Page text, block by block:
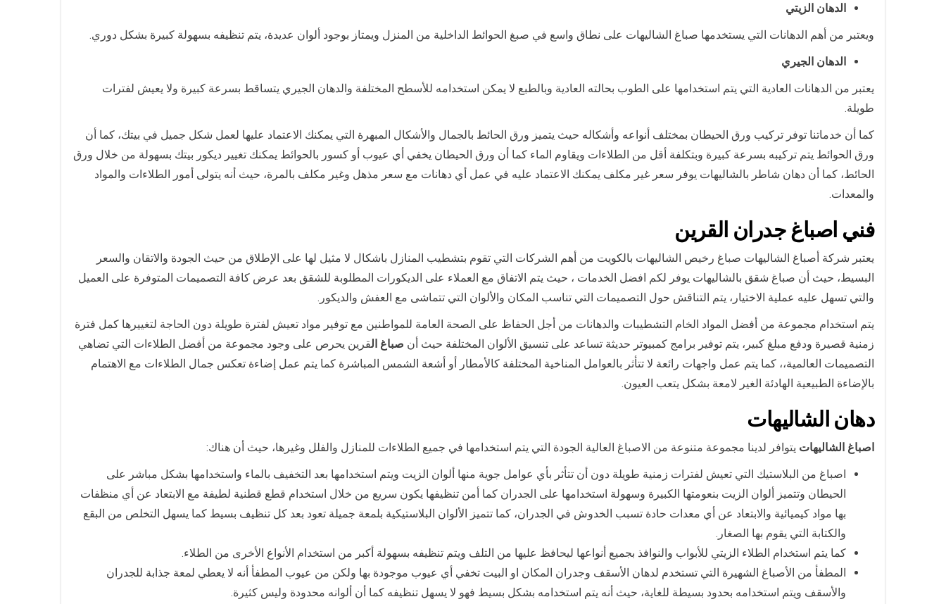
الدهان الزيتي
ويعتبر من أهم الدهانات التي يستخدمها صباغ الشاليهات على نطاق واسع في صبغ الحوائط الداخلية من المنزل ويمتاز بوجود ألوان عديدة، يتم تنظيفه بسهولة كبيرة بشكل دوري.
الدهان الجيري
يعتبر من الدهانات العادية التي يتم استخدامها على الطوب بحالته العادية وبالطبع لا يمكن استخدامه للأسطح المختلفة والدهان الجيري يتساقط بسرعة كبيرة ولا يعيش لفترات
طويلة.
كما أن خدماتنا توفر تركيب ورق الحيطان بمختلف أنواعه وأشكاله حيث يتميز ورق الحائط بالجمال والأشكال المبهرة التي يمكنك الاعتماد عليها لعمل شكل جميل في بيتك، كما أن
ورق الحوائط يتم تركيبه بسرعة كبيرة وبتكلفة أقل من الطلاءات ويقاوم الماء كما أن ورق الحيطان يخفي أي عيوب أو كسور بالحوائط يمكنك تغيير ديكور بيتك بسهولة من خلال ورق
الحائط، كما أن دهان شاطر بالشاليهات يوفر سعر غير مكلف يمكنك الاعتماد عليه في عمل أي دهانات مع سعر مذهل وغير مكلف بالمرة، حيث أنه يتولى أمور الطلاءات والمواد
والمعدات.
فني اصباغ جدران القرين
يعتبر شركة أصباغ الشاليهات صباغ رخيص الشاليهات بالكويت من أهم الشركات التي تقوم بتشطيب المنازل باشكال لا مثيل لها على الإطلاق من حيث الجودة والاتقان والسعر
البسيط، حيث أن صباغ شقق بالشاليهات يوفر لكم افضل الخدمات ، حيث يتم الاتفاق مع العملاء على الديكورات المطلوبة للشقق بعد عرض كافة التصميمات المتوفرة على العميل
والتي تسهل عليه عملية الاختيار، يتم التناقش حول التصميمات التي تناسب المكان والألوان التي تتماشى مع العفش والديكور.
يتم استخدام مجموعة من أفضل المواد الخام التشطيبات والدهانات من أجل الحفاظ على الصحة العامة للمواطنين مع توفير مواد تعيش لفترة طويلة دون الحاجة لتغييرها كمل فترة
زمنية قصيرة ودفع مبلغ كبير، يتم توفير برامج كمبيوتر حديثة تساعد على تنسيق الألوان المختلفة حيث أن صباغ القرين يحرص على وجود مجموعة من أفضل الطلاءات التي تضاهي
التصميمات العالمية،، كما يتم عمل واجهات رائعة لا تتأثر بالعوامل المناخية المختلفة كالأمطار أو أشعة الشمس المباشرة كما يتم عمل إضاءة تعكس جمال الطلاءات مع الاهتمام
بالإضاءة الطبيعية الهادئة الغير لامعة بشكل يتعب العيون.
دهان الشاليهات
اصباغ الشاليهات يتوافر لدينا مجموعة متنوعة من الاصباغ العالية الجودة التي يتم استخدامها في جميع الطلاءات للمنازل والفلل وغيرها، حيث أن هناك:
اصباغ من البلاستيك التي تعيش لفترات زمنية طويلة دون أن تتأثر بأي عوامل جوية منها ألوان الزيت ويتم استخدامها بعد التخفيف بالماء واستخدامها بشكل مباشر على
الحيطان وتتميز ألوان الزيت بنعومتها الكبيرة وسهولة استخدامها على الجدران كما أمن تنظيفها يكون سريع من خلال استخدام قطع قطنية لطيفة مع الابتعاد عن أي منظفات
بها مواد كيميائية والابتعاد عن أي معدات حادة تسبب الخدوش في الجدران، كما تتميز الألوان البلاستيكية بلمعة جميلة تعود بعد كل تنظيف بسيط كما يسهل التخلص من البقع
والكتابة التي يقوم بها الصغار.
كما يتم استخدام الطلاء الزيتي للأبواب والنوافذ بجميع أنواعها ليحافظ عليها من التلف ويتم تنظيفه بسهولة أكبر من استخدام الأنواع الأخرى من الطلاء.
المطفأ من الأصباغ الشهيرة التي تستخدم لدهان الأسقف وجدران المكان او البيت تخفي أي عيوب موجودة بها ولكن من عيوب المطفأ أنه لا يعطي لمعة جذابة للجدران
والأسقف ويتم استخدامه بحدود بسيطة للغاية، حيث أنه يتم استخدامه بشكل بسيط فهو لا يسهل تنظيفه كما أن ألوانه محدودة وليس كثيرة.